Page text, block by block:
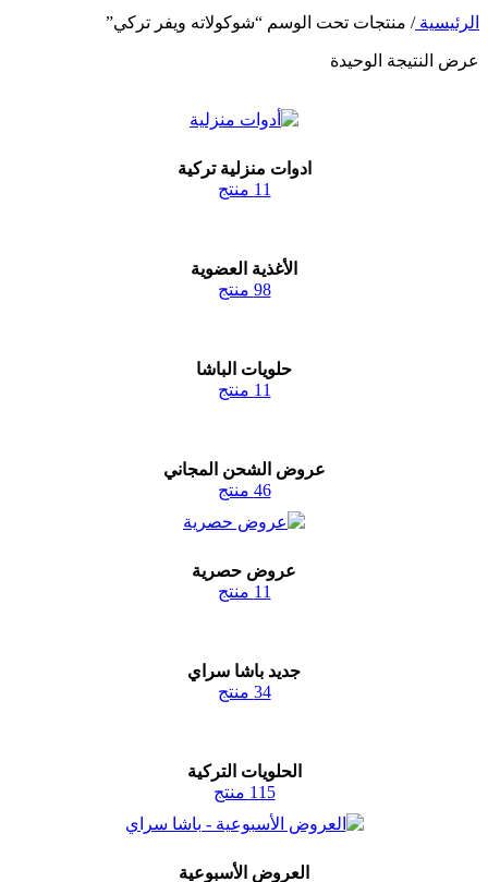
الرئيسية/ منتجات تحت الوسم “شوكولاته ويفر تركي”
عرض النتيجة الوحيدة
ادوات منزلية تركية
11 منتج
الأغذية العضوية
98 منتج
حلويات الباشا
11 منتج
عروض الشحن المجاني
46 منتج
عروض حصرية
11 منتج
جديد باشا سراي
34 منتج
الحلويات التركية
115 منتج
العروض الأسبوعية